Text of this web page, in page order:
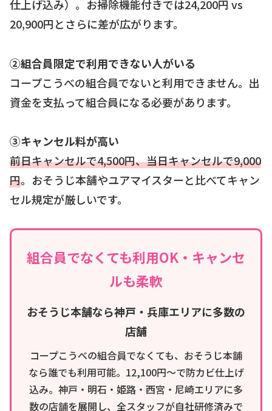
仕上げ込み）。お掃除機能付きでは24,200円 vs
20,900円とさらに差が広がります。
②組合員限定で利用できない人がいる
コープこうべの組合員でないと利用できません。出
資金を支払って組合員になる必要があります。
③キャンセル料が高い
前日キャンセルで4,500円、当日キャンセルで9,000
円。おそうじ本舗やユアマイスターと比べてキャン
セル規定が厳しいです。
組合員でなくても利用OK・キャンセ
ルも柔軟
おそうじ本舗なら神戸・兵庫エリアに多数の
店舗
コープこうべの組合員でなくても、おそうじ本舗
なら誰でも利用可能。12,100円〜で防カビ仕上げ
込み。神戸・明石・姫路・西宮・尼崎エリアに多
数の店舗を展開し、全スタッフが自社研修済みで